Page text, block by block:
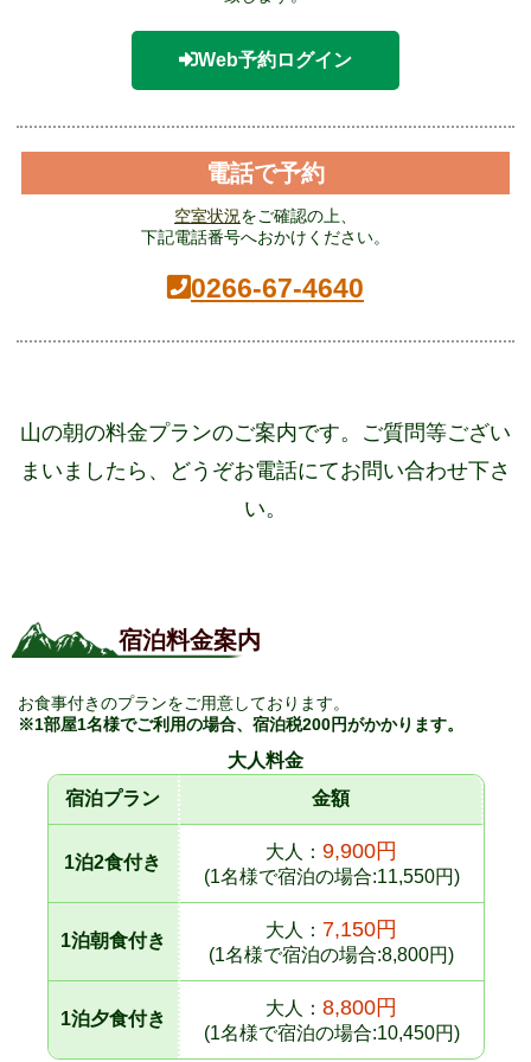
Web予約ログイン
電話で予約
空室状況をご確認の上、
下記電話番号へおかけください。
0266-67-4640
山の朝の料金プランのご案内です。 ご質問等ござい
まいましたら、どうぞお電話にてお問い合わせ下さ
い。
宿泊料金案内
お食事付きのプランをご用意しております。
※1部屋1名様でご利用の場合、宿泊税200円がかかります。
大人料金
宿泊プラン 金額
1泊2食付き
大人： 9,900円
(1名様で宿泊の場合:11,550円)
1泊朝食付き
大人： 7,150円
(1名様で宿泊の場合:8,800円)
1泊夕食付き
大人： 8,800円
(1名様で宿泊の場合:10,450円)